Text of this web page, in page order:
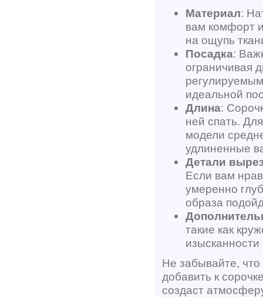
Материал:
вам комфорт
на ощупь
Посадка:
ограничивая
идеальной
Длина:
ней спать.
модели
удлиненные
Детали
Если вам
умеренно
образа
такие как
Не забывайте,
добавить к
создаст